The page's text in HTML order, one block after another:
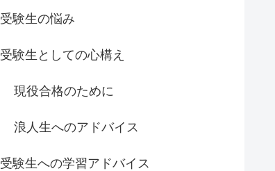
受験生の悩み
受験生としての心構え
現役合格のために
浪人生へのアドバイス
受験生への学習アドバイス